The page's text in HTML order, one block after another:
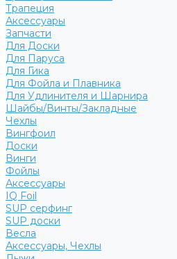
Трапеция
Аксессуары
Запчасти
Для Доски
Для Паруса
Для Гика
Для Фойла и Плавника
Для Удлинителя и Шарнира
Шайбы/Винты/Закладные
Чехлы
Вингфоил
Доски
Винги
Фойлы
Аксессуары
IQ Foil
SUP серфинг
SUP доски
Весла
Аксессуары, Чехлы